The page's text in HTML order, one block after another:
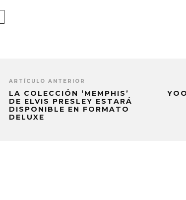
ARTÍCULO ANTERIOR
LA COLECCIÓN ‘MEMPHIS’
DE ELVIS PRESLEY ESTARÁ
DISPONIBLE EN FORMATO
DELUXE